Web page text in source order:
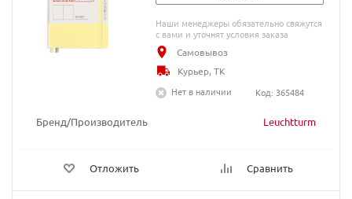
Бренд/Производитель Leuchtturm
Отложить Сравнить
Наши менеджеры обязательно свяжутся
с вами и уточнят условия заказа
Самовывоз
Курьер, ТК
Нет в наличии
Код: 365484